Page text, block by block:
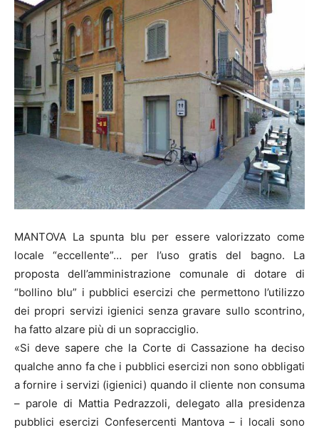
MANTOVA La spunta blu per essere valorizzato come
locale “eccellente”… per l’uso gratis del bagno. La
proposta dell’amministrazione comunale di dotare di
“bollino blu” i pubblici esercizi che permettono l’utilizzo
dei propri servizi igienici senza gravare sullo scontrino,
ha fatto alzare più di un sopracciglio.
«Si deve sapere che la Corte di Cassazione ha deciso
qualche anno fa che i pubblici esercizi non sono obbligati
a fornire i servizi (igienici) quando il cliente non consuma
– parole di Mattia Pedrazzoli, delegato alla presidenza
pubblici esercizi Confesercenti Mantova – i locali sono